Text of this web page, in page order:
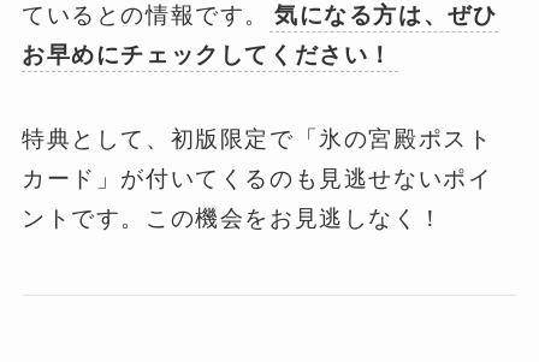
ているとの情報です。
気になる方は、ぜひ
お早めにチェックしてください！
特典として、初版限定で「氷の宮殿ポスト
カード」が付いてくるのも見逃せないポイ
ントです。この機会をお見逃しなく！